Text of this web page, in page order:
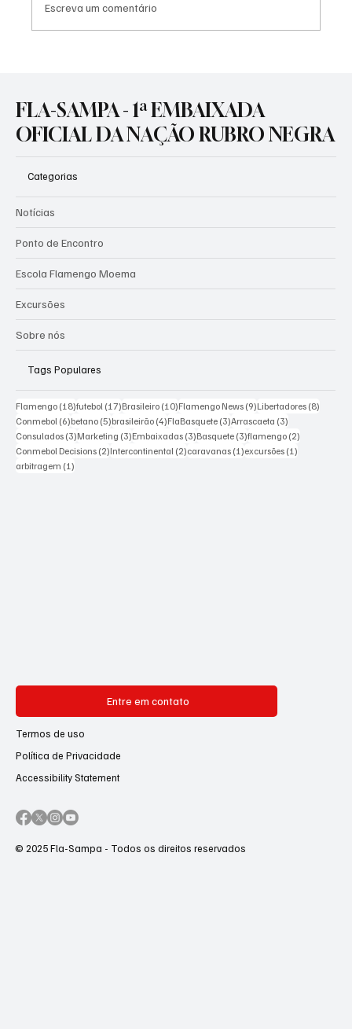
RUBRO-NEGROS!
Escreva um comentário
FLA-SAMPA - 1ª EMBAIXADA
OFICIAL DA NAÇÃO RUBRO NEGRA
Categorias
Notícias
Ponto de Encontro
Escola Flamengo Moema
Excursões
Sobre nós
Tags Populares
Flamengo (18)18 posts
futebol (17)17 posts
Brasileiro (10)10 posts
Flamengo News (9)9 posts
Libertadores (8)
Conmebol (6)6 posts
betano (5)5 posts
brasileirão (4)4 posts
FlaBasquete (3)3 posts
Arrascaeta (3)
Consulados (3)3 posts
Marketing (3)3 posts
Embaixadas (3)3 posts
Basquete (3)3 posts
flamengo (2)
Conmebol Decisions (2)2 posts
Intercontinental (2)2 posts
caravanas (1)1 post
excursões (1)
arbitragem (1)
Entre em contato
Termos de uso
Política de Privacidade
Accessibility Statement
© 2025 Fla-Sampa - Todos os direitos reservados